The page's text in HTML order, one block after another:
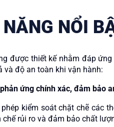
NỔI
được thiết kế nhằm đáp
và độ an toàn khi vận hành:
ứng chính xác, đảm bảo
kiểm soát chặt chẽ các
chế rủi ro và đảm bảo chất